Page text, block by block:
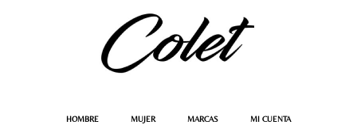
HOMBRE MUJER MARCAS MI CUENTA